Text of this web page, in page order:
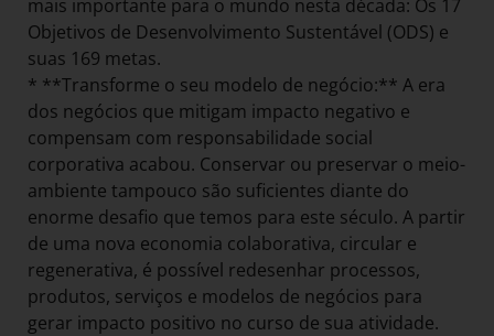
mais importante para o mundo nesta década: Os 17
Objetivos de Desenvolvimento Sustentável (ODS) e
suas 169 metas.
* **Transforme o seu modelo de negócio:** A era
dos negócios que mitigam impacto negativo e
compensam com responsabilidade social
corporativa acabou. Conservar ou preservar o meio-
ambiente tampouco são suficientes diante do
enorme desafio que temos para este século. A partir
de uma nova economia colaborativa, circular e
regenerativa, é possível redesenhar processos,
produtos, serviços e modelos de negócios para
gerar impacto positivo no curso de sua atividade.